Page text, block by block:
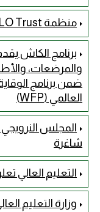
منظمة HALO Trust تعلن عن وظائف شاغرة
برنامج الكاش
والمرضعات،
ضمن برنامج
العالمي (WFP)
شاغرة
التعليم العالي
وزارة التعليم